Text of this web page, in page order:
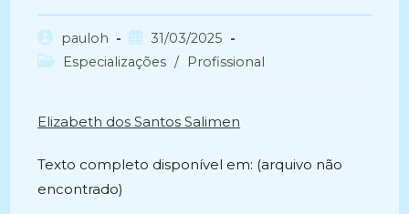
Autor
do
pauloh
Post
publicado:
31/03/2025
Categoria
Especializações / Profissional
Elizabeth dos Santos Salimen
Texto completo disponível em: (arquivo não
encontrado)